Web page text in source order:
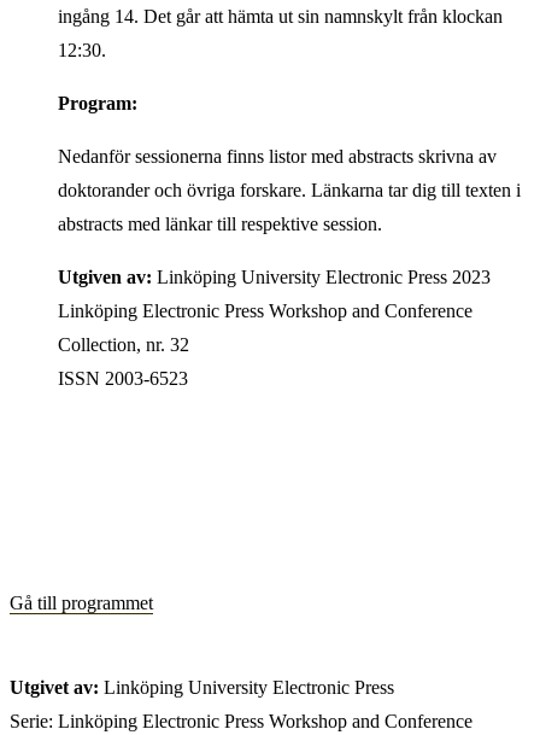
ingång 14. Det går att hämta ut sin namnskylt från klockan
12:30.
Program:
Nedanför sessionerna finns listor med abstracts skrivna av
doktorander och övriga forskare. Länkarna tar dig till texten i
abstracts med länkar till respektive session.
Utgiven av: Linköping University Electronic Press 2023
Linköping Electronic Press Workshop and Conference
Collection, nr. 32
ISSN 2003-6523
Gå till programmet
Utgivet av: Linköping University Electronic Press
Serie: Linköping Electronic Press Workshop and Conference